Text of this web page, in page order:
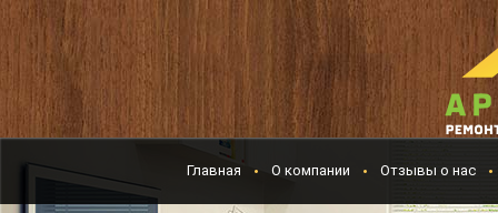
Главная О компании Отзывы о нас